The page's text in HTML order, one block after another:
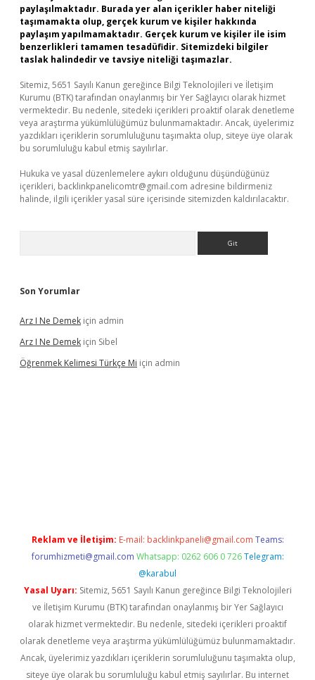
paylaşılmaktadır. Burada yer alan içerikler haber niteliği
taşımamakta olup, gerçek kurum ve kişiler hakkında
paylaşım yapılmamaktadır. Gerçek kurum ve kişiler ile isim
benzerlikleri tamamen tesadüfidir. Sitemizdeki bilgiler
taslak halindedir ve tavsiye niteliği taşımazlar.
Sitemiz, 5651 Sayılı Kanun gereğince Bilgi Teknolojileri ve İletişim
Kurumu (BTK) tarafından onaylanmış bir Yer Sağlayıcı olarak hizmet
vermektedir. Bu nedenle, sitedeki içerikleri proaktif olarak denetleme
veya araştırma yükümlülüğümüz bulunmamaktadır. Ancak, üyelerimiz
yazdıkları içeriklerin sorumluluğunu taşımakta olup, siteye üye olarak
bu sorumluluğu kabul etmiş sayılırlar.
Hukuka ve yasal düzenlemelere aykırı olduğunu düşündüğünüz
içerikleri, backlinkpanelicomtr@gmail.com adresine bildirmeniz
halinde, ilgili içerikler yasal süre içerisinde sitemizden kaldırılacaktır.
Son Yorumlar
Arz I Ne Demek için admin
Arz I Ne Demek için Sibel
Öğrenmek Kelimesi Türkçe Mi için admin
Reklam ve İletişim: E-mail: backlinkpaneli@gmail.com Teams:
forumhizmeti@gmail.com Whatsapp: 0262 606 0 726 Telegram:
@karabul
Yasal Uyarı: Sitemiz, 5651 Sayılı Kanun gereğince Bilgi Teknolojileri
ve İletişim Kurumu (BTK) tarafından onaylanmış bir Yer Sağlayıcı
olarak hizmet vermektedir. Bu nedenle, sitedeki içerikleri proaktif
olarak denetleme veya araştırma yükümlülüğümüz bulunmamaktadır.
Ancak, üyelerimiz yazdıkları içeriklerin sorumluluğunu taşımakta olup,
siteye üye olarak bu sorumluluğu kabul etmiş sayılırlar. Bu internet